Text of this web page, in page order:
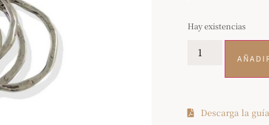
Hay existencias
Descarga la